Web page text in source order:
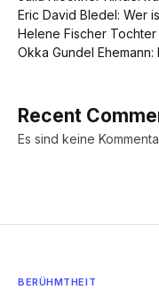
Eric David Bledel: Wer
Helene Fischer Tochter
Okka Gundel
Recent
Es sind keine
BERÜHMTHEIT